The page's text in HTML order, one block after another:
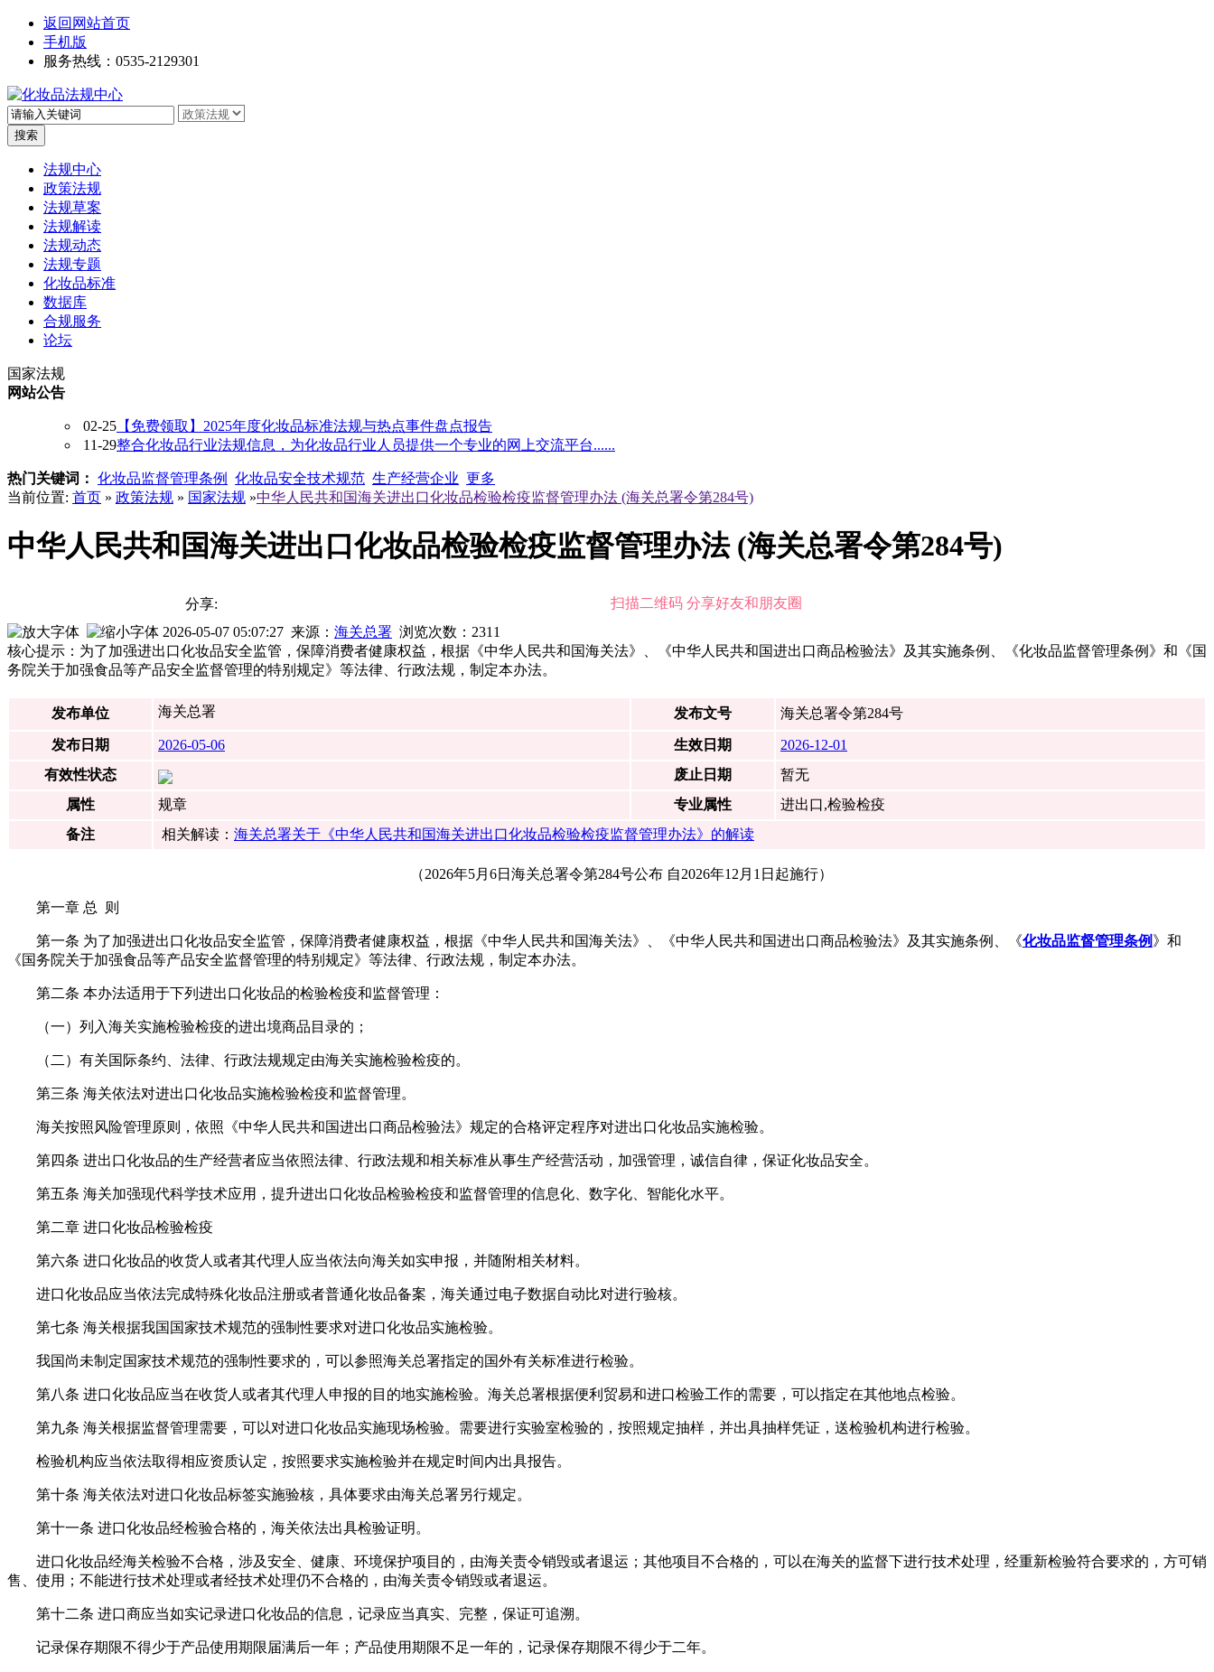
返回网站首页
手机版
服务热线：0535-2129301
法规中心
政策法规
法规草案
法规解读
法规动态
法规专题
化妆品标准
数据库
合规服务
论坛
国家法规
网站公告
02-25 【免费领取】2025年度化妆品标准法规与热点事件盘点报告
11-29整合化妆品行业法规信息，为化妆品行业人员提供一个专业的网上交流平台......
热门关键词： 化妆品监督管理条例 化妆品安全技术规范 生产经营企业 更多
当前位置: 首页 » 政策法规 » 国家法规 »中华人民共和国海关进出口化妆品检验检疫监督管理办法 (海关总署令第284号)
中华人民共和国海关进出口化妆品检验检疫监督管理办法 (海关总署令第284号)
分享:
扫描二维码 分享好友和朋友圈
2026-05-07 05:07:27 来源： 海关总署 浏览次数： 2311
核心提示：为了加强进出口化妆品安全监管，保障消费者健康权益，根据《中华人民共和国海关法》、《中华人民共和国进出口商品检验法》及其实施条例、《化妆品监督管理条例》和《国
务院关于加强食品等产品安全监督管理的特别规定》等法律、行政法规，制定本办法。
发布单位 海关总署 发布文号 海关总署令第284号
发布日期 2026-05-06 生效日期
2026-12-01
有效性状态
废止日期
暂无
属性
规章 专业属性
进出口,检验检疫
备注
相关解读： 海关总署关于《中华人民共和国海关进出口化妆品检验检疫监督管理办法》的解读
（2026年5月6日海关总署令第284号公布 自2026年12月1日起施行）
第一章 总 则
第一条 为了加强进出口化妆品安全监管，保障消费者健康权益，根据《中华人民共和国海关法》、《中华人民共和国进出口商品检验法》及其实施条例、《化妆品监督管理条例 》和
《国务院关于加强食品等产品安全监督管理的特别规定》等法律、行政法规，制定本办法。
第二条 本办法适用于下列进出口化妆品的检验检疫和监督管理：
（一）列入海关实施检验检疫的进出境商品目录的；
（二）有关国际条约、法律、行政法规规定由海关实施检验检疫的。
第三条 海关依法对进出口化妆品实施检验检疫和监督管理。
海关按照风险管理原则，依照《中华人民共和国进出口商品检验法》规定的合格评定程序对进出口化妆品实施检验。
第四条 进出口化妆品的生产经营者应当依照法律、行政法规和相关标准从事生产经营活动，加强管理，诚信自律，保证化妆品安全。
第五条 海关加强现代科学技术应用，提升进出口化妆品检验检疫和监督管理的信息化、数字化、智能化水平。
第二章 进口化妆品检验检疫
第六条 进口化妆品的收货人或者其代理人应当依法向海关如实申报，并随附相关材料。
进口化妆品应当依法完成特殊化妆品注册或者普通化妆品备案，海关通过电子数据自动比对进行验核。
第七条 海关根据我国国家技术规范的强制性要求对进口化妆品实施检验。
我国尚未制定国家技术规范的强制性要求的，可以参照海关总署指定的国外有关标准进行检验。
第八条 进口化妆品应当在收货人或者其代理人申报的目的地实施检验。海关总署根据便利贸易和进口检验工作的需要，可以指定在其他地点检验。
第九条 海关根据监督管理需要，可以对进口化妆品实施现场检验。需要进行实验室检验的，按照规定抽样，并出具抽样凭证，送检验机构进行检验。
检验机构应当依法取得相应资质认定，按照要求实施检验并在规定时间内出具报告。
第十条 海关依法对进口化妆品标签实施验核，具体要求由海关总署另行规定。
第十一条 进口化妆品经检验合格的，海关依法出具检验证明。
进口化妆品经海关检验不合格，涉及安全、健康、环境保护项目的，由海关责令销毁或者退运；其他项目不合格的，可以在海关的监督下进行技术处理，经重新检验符合要求的，方可销
售、使用；不能进行技术处理或者经技术处理仍不合格的，由海关责令销毁或者退运。
第十二条 进口商应当如实记录进口化妆品的信息，记录应当真实、完整，保证可追溯。
记录保存期限不得少于产品使用期限届满后一年；产品使用期限不足一年的，记录保存期限不得少于二年。